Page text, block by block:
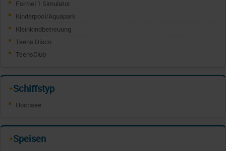
Formel 1 Simulator
Kinderpool/Aquapark
Kleinkindbetreuung
Teens Disco
TeensClub
✦Schiffstyp
Hochsee
✦Speisen